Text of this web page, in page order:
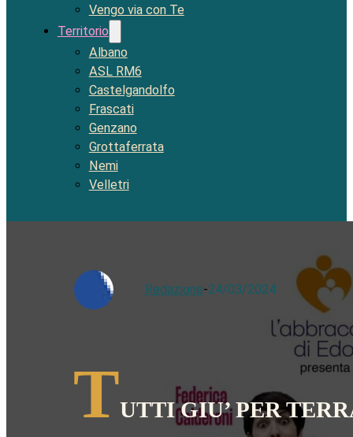
Vengo via con Te
Territorio
Albano
ASL RM6
Castelgandolfo
Frascati
Genzano
Grottaferrata
Nemi
Velletri
Redazione-24/03/2024
TUTTI GIU’ PER